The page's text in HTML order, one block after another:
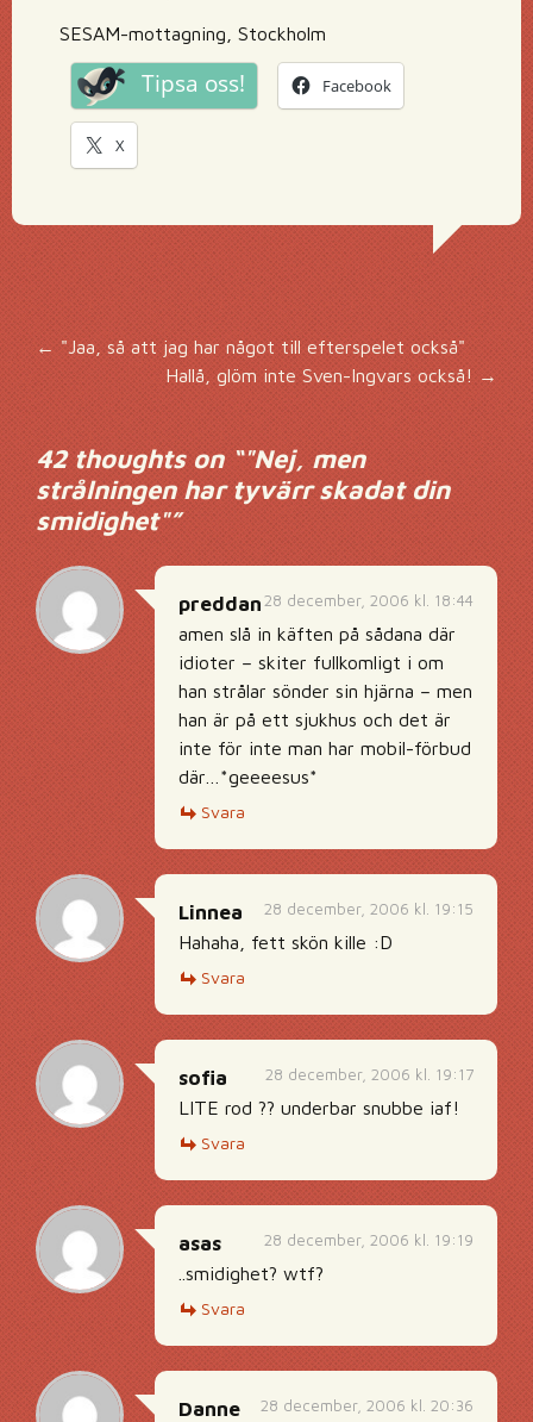
SESAM-mottagning, Stockholm
Tipsa oss! Facebook
X
Inläggsnavigering
← "Jaa, så att jag har något till efterspelet också"
Hallå, glöm inte Sven-Ingvars också! →
42 thoughts on “"Nej, men
strålningen har tyvärr skadat din
smidighet"”
28 december, 2006 kl. 18:44
preddan
amen slå in käften på sådana där
idioter – skiter fullkomligt i om
han strålar sönder sin hjärna – men
han är på ett sjukhus och det är
inte för inte man har mobil-förbud
där…*geeeesus*
Svara
28 december, 2006 kl. 19:15
Linnea
Hahaha, fett skön kille :D
Svara
28 december, 2006 kl. 19:17
sofia
LITE rod ?? underbar snubbe iaf!
Svara
28 december, 2006 kl. 19:19
asas
..smidighet? wtf?
Svara
28 december, 2006 kl. 20:36
Danne